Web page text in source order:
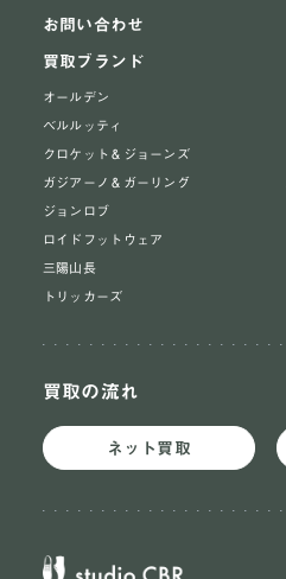
お問い合わせ
買取ブランド
オールデン
ベルルッティ
クロケット＆ジョーンズ
ガジアーノ＆ガーリング
ジョンロブ
ロイドフットウェア
三陽山長
トリッカーズ
買取の流れ
ネット買取